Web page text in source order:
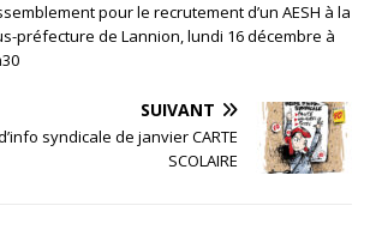
pour le recrutement d’un AESH à la
préfecture de Lannion, lundi 16 décembre à
SUIVANT
syndicale de janvier CARTE
SCOLAIRE